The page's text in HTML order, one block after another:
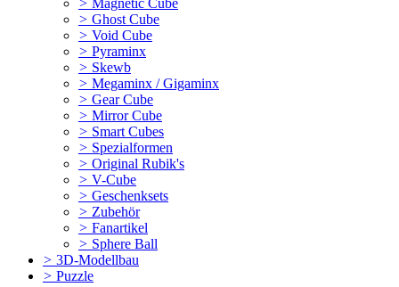
> Magnetic Cube
> Ghost Cube
> Void Cube
> Pyraminx
> Skewb
> Megaminx / Gigaminx
> Gear Cube
> Mirror Cube
> Smart Cubes
> Spezialformen
> Original Rubik's
> V-Cube
> Geschenksets
> Zubehör
> Fanartikel
> Sphere Ball
> 3D-Modellbau
> Puzzle